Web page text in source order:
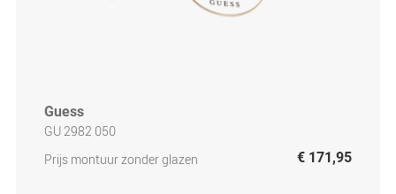
Guess
GU 2982 050
Prijs montuur zonder glazen
€ 171,95